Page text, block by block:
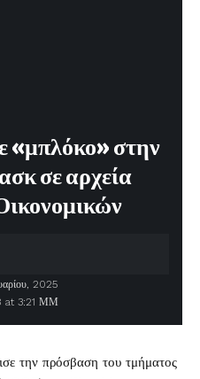
«μπλόκο» στην
σε αρχεία
at 3:21 ΜΜ
2025
την πρόσβαση του τμήματος